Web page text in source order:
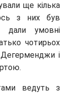
ще кілька
з них був
дали умовні
чотирьох
Дегерменджи і
ведуть з